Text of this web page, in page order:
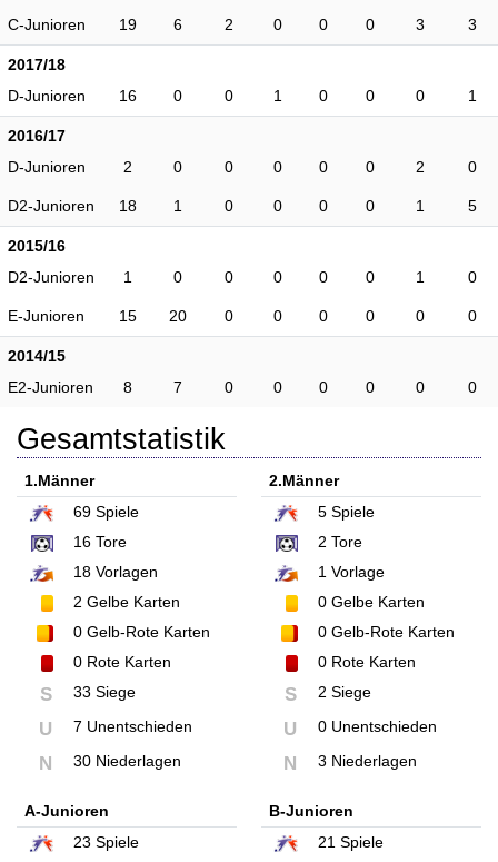
C-Junioren
19 6 2 0 0 0 3 3
2017/18
D-Junioren
16 0 0 1 0 0 0 1
2016/17
D-Junioren
2 0 0 0 0 0 2 0
D2-Junioren 18 1 0 0 0 0 1 5
2015/16
D2-Junioren
1 0 0 0 0 0 1 0
E-Junioren 15 20 0 0 0 0 0 0
2014/15
E2-Junioren
8 7 0 0 0 0 0 0
Gesamtstatistik
1.Männer
69 Spiele
16 Tore
18 Vorlagen
2 Gelbe Karten
0 Gelb-Rote Karten
0 Rote Karten
S 33 Siege
U 7 Unentschieden
N 30 Niederlagen
2.Männer
5Spiele
2 Tore
1Vorlage
0Gelbe Karten
0Gelb-Rote Karten
0Rote Karten
S 2 Siege
U 0 Unentschieden
N 3 Niederlagen
A-Junioren
23 Spiele
B-Junioren
21Spiele